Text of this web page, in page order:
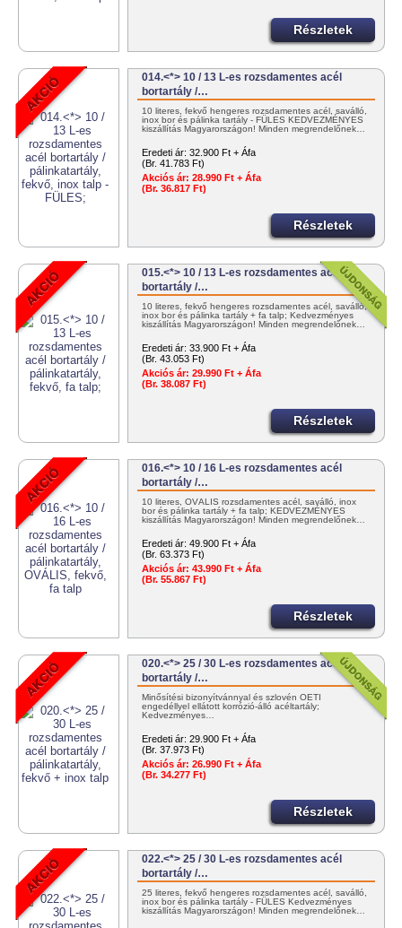
Részletek
014.<*> 10 / 13 L-es rozsdamentes acél
bortartály /…
10 literes, fekvő hengeres rozsdamentes acél, saválló,
inox bor és pálinka tartály - FÜLES KEDVEZMÉNYES
kiszállítás Magyarországon! Minden megrendelőnek…
Eredeti ár: 32.900 Ft + Áfa
(Br. 41.783 Ft)
Akciós ár: 28.990 Ft + Áfa
(Br. 36.817 Ft)
Részletek
015.<*> 10 / 13 L-es rozsdamentes acél
bortartály /…
10 literes, fekvő hengeres rozsdamentes acél, saválló,
inox bor és pálinka tartály + fa talp; Kedvezményes
kiszállítás Magyarországon! Minden megrendelőnek…
Eredeti ár: 33.900 Ft + Áfa
(Br. 43.053 Ft)
Akciós ár: 29.990 Ft + Áfa
(Br. 38.087 Ft)
Részletek
016.<*> 10 / 16 L-es rozsdamentes acél
bortartály /…
10 literes, OVÁLIS rozsdamentes acél, saválló, inox
bor és pálinka tartály + fa talp; KEDVEZMÉNYES
kiszállítás Magyarországon! Minden megrendelőnek…
Eredeti ár: 49.900 Ft + Áfa
(Br. 63.373 Ft)
Akciós ár: 43.990 Ft + Áfa
(Br. 55.867 Ft)
Részletek
020.<*> 25 / 30 L-es rozsdamentes acél
bortartály /…
Minősítési bizonyítvánnyal és szlovén OÉTI
engedéllyel ellátott korrózió-álló acéltartály;
Kedvezményes…
Eredeti ár: 29.900 Ft + Áfa
(Br. 37.973 Ft)
Akciós ár: 26.990 Ft + Áfa
(Br. 34.277 Ft)
Részletek
022.<*> 25 / 30 L-es rozsdamentes acél
bortartály /…
25 literes, fekvő hengeres rozsdamentes acél, saválló,
inox bor és pálinka tartály - FÜLES Kedvezményes
kiszállítás Magyarországon! Minden megrendelőnek…